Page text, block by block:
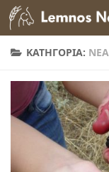
Skip to content
ΚΑΤΗΓΟΡΊΑ: ΝΈΑ